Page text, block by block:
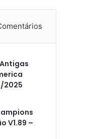
2025
V1.89 –